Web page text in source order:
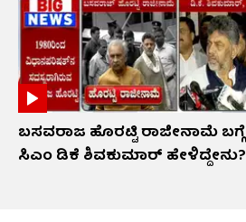
ಬಸವರಾಜ ಹೊರಟ್ಟಿ ರಾಜೀನಾಮೆ ಬಗ್ಗೆ
ಸಿಎಂ ಡಿಕೆ ಶಿವಕುಮಾರ್ ಹೇಳಿದ್ದೇನು?